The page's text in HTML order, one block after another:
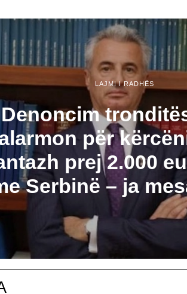
LAJMI I RADHËS
Denoncim
për
prej 2.000
Serbinë – ja